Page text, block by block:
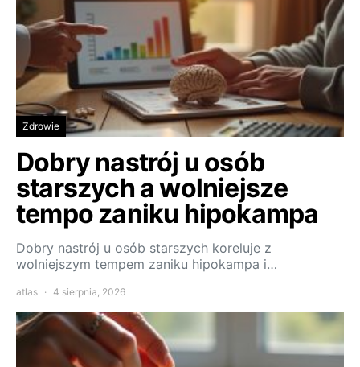
Zdrowie
Dobry nastrój u osób
starszych a wolniejsze
tempo zaniku hipokampa
Dobry nastrój u osób starszych koreluje z
wolniejszym tempem zaniku hipokampa i…
atlas 4 sierpnia, 2026